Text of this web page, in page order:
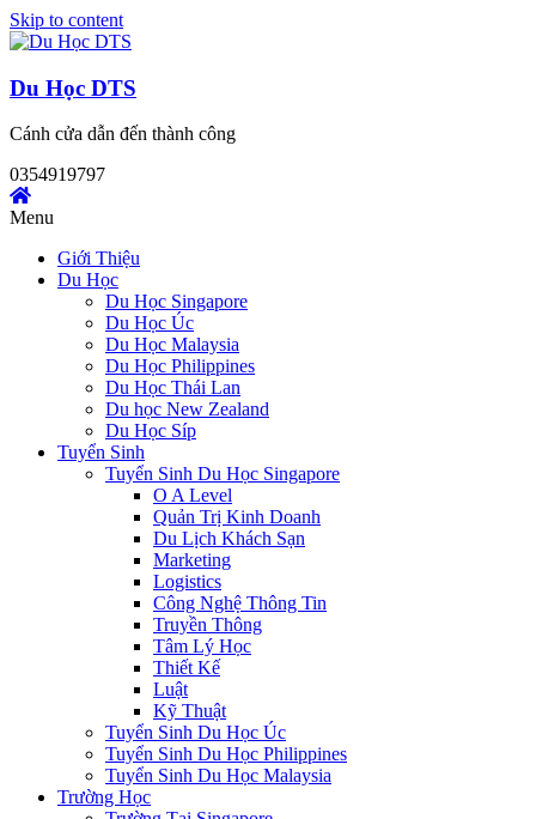
Skip to content
Du Học DTS
Cánh cửa dẫn đến thành công
0354919797
Menu
Giới Thiệu
Du Học
Du Học Singapore
Du Học Úc
Du Học Malaysia
Du Học Philippines
Du Học Thái Lan
Du học New Zealand
Du Học Síp
Tuyển Sinh
Tuyển Sinh Du Học Singapore
O A Level
Quản Trị Kinh Doanh
Du Lịch Khách Sạn
Marketing
Logistics
Công Nghệ Thông Tin
Truyền Thông
Tâm Lý Học
Thiết Kế
Luật
Kỹ Thuật
Tuyển Sinh Du Học Úc
Tuyển Sinh Du Học Philippines
Tuyển Sinh Du Học Malaysia
Trường Học